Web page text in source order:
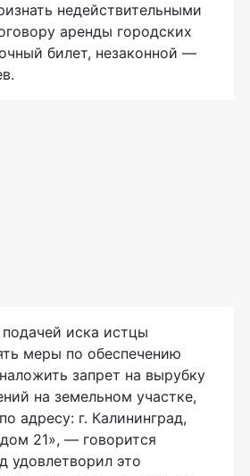
недействительными
аренды городских
билет, незаконной —
иска истцы
меры по обеспечению
запрет на вырубку
на земельном участке,
адресу: г. Калининград,
21», — говорится
удовлетворил это